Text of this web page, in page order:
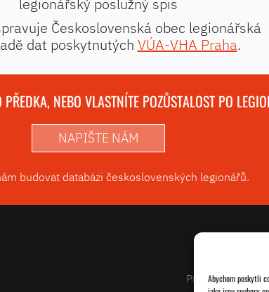
Abychom poskytli
legionářský poslužný spis
Československá obec legionářská
dat poskytnutých VÚA-VHA Praha.
PŘEDKA, NEBO VLASTNÍTE POZŮSTALOST PO
NAPIŠTE NÁM
budovat databázi československých legionářů.
Projekty